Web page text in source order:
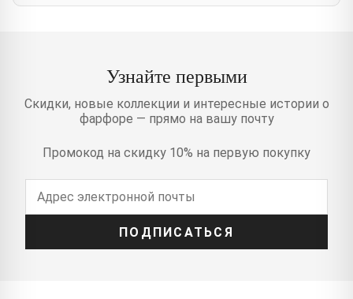
Узнайте первыми
Скидки, новые коллекции и интересные истории о
фарфоре — прямо на вашу почту
Промокод на скидку 10% на первую покупку
ПОДПИСАТЬСЯ